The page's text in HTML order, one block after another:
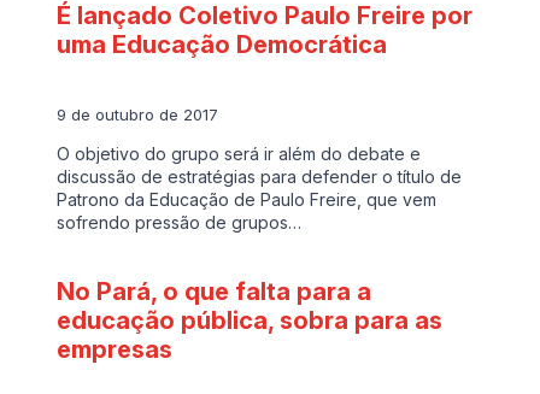
É lançado Coletivo Paulo Freire por
uma Educação Democrática
9 de outubro de 2017
O objetivo do grupo será ir além do debate e
discussão de estratégias para defender o título de
Patrono da Educação de Paulo Freire, que vem
sofrendo pressão de grupos…
No Pará, o que falta para a
educação pública, sobra para as
empresas